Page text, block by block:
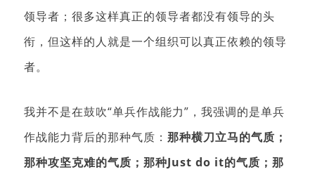
领导者；很多这样真正的领导者都没有领导的头
衔，但这样的人就是一个组织可以真正依赖的领导
者。
我并不是在鼓吹“单兵作战能力”，我强调的是单兵
作战能力背后的那种气质： 那种横刀立马的气质；
那种攻坚克难的气质；那种Just do it的气质；那